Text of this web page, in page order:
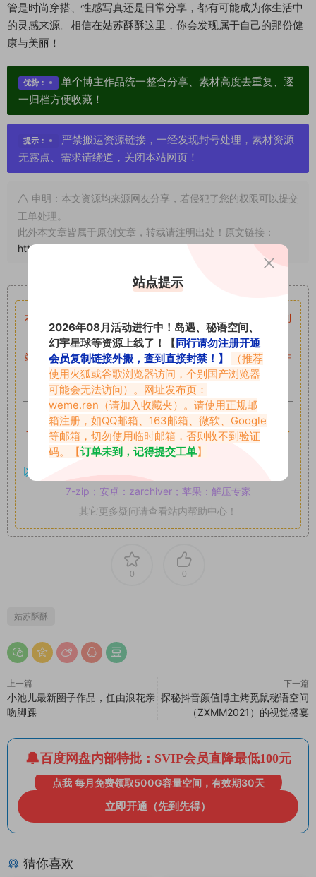
管是时尚穿搭、性感写真还是日常分享，都有可能成为你生活中
的灵感来源。相信在姑苏酥酥这里，你会发现属于自己的那份健
康与美丽！
优势：
单个博主作品统一整合分享、素材高度去重复、逐
一归档方便收藏！
提示：
严禁搬运资源链接，一经发现封号处理，素材资源
无露点、需求请绕道，关闭本站网页！
申明：本文资源均来源网友分享，若侵犯了您的权限可以提交
工单处理。
此外本文章皆属于原创文章，转载请注明出处！原文链接：
https://www.abcjyw.com/17409.html
重要声明
本站资源均来自网络分享，如有侵犯你的权益请私信留言
收到
留言后，我们会第一时间进行审核后删除。
站内资源为网友个人学习或测试研究使用，未经原版权作者许
可,禁止用于任何商业途径！请在下载24小时内删除！
如果遇到付费才可获取的素材，建议升级对应的VIP。
全站付费素材可提供补档服务“均有备份”，素材以主流网盘分
享。
以7z、7z分卷格式压缩，
电脑：
7-zip；安卓：zarchiver；苹果：解压专家
其它更多疑问请查看站内帮助中心！
0 0
姑苏酥酥
上一篇
小池儿最新圈子作品，任由浪花亲
吻脚踝
下一篇
探秘抖音颜值博主烤觅鼠秘语空间
（ZXMM2021）的视觉盛宴
百度网盘内部特批：SVIP会员直降最低100元
点我 每月免费领取500G容量空间，有效期30天
立即开通（先到先得）
猜你喜欢
站点提示
2026年08月活动进行中！岛遇、秘语空间、
幻宇星球等资源上线了！【同行请勿注册开通
会员复制链接外搬，查到直接封禁！】
（推荐
使用火狐或谷歌浏览器访问，个别国产浏览器
可能会无法访问）。网址发布页：
weme.ren （请加入收藏夹）。请使用正规邮
箱注册，如QQ邮箱、163邮箱、微软、Google
等邮箱，切勿使用临时邮箱，否则收不到验证
码。【订单未到，记得提交工单】